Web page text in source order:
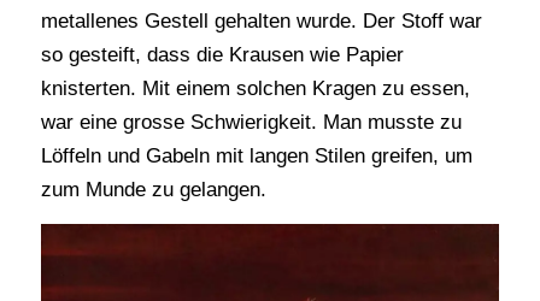
metallenes Gestell gehalten wurde. Der Stoff war
so gesteift, dass die Krausen wie Papier
knisterten. Mit einem solchen Kragen zu essen,
war eine grosse Schwierigkeit. Man musste zu
Löffeln und Gabeln mit langen Stilen greifen, um
zum Munde zu gelangen.